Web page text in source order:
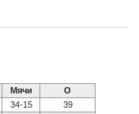
Мячи
О
34-15 39